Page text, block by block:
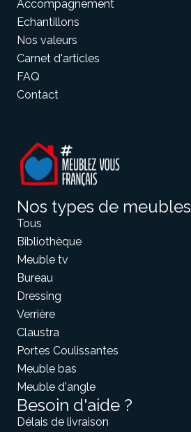
Accompagnement
Echantillons
Nos valeurs
Carnet d'articles
FAQ
Contact
Nos types de meubles
Tous
Bibliothèque
Meuble tv
Bureau
Dressing
Verrière
Claustra
Portes Coulissantes
Meuble bas
Meuble d'angle
Besoin d'aide ?
Délais de livraison